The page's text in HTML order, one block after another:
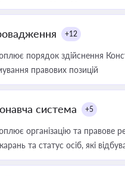
+12
порядок здійснення
правових позицій
система +5
організацію та правове
та статус осіб, які